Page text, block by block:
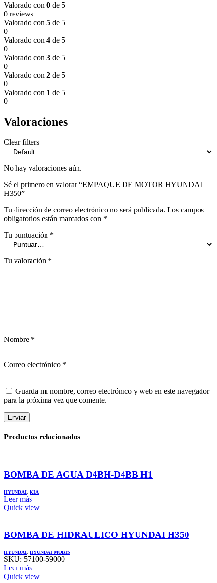
Valorado con 0 de 5
0 reviews
Valorado con 5 de 5
0
Valorado con 4 de 5
0
Valorado con 3 de 5
0
Valorado con 2 de 5
0
Valorado con 1 de 5
0
Valoraciones
Clear filters
No hay valoraciones aún.
Sé el primero en valorar “EMPAQUE DE MOTOR HYUNDAI
H350”
Tu dirección de correo electrónico no será publicada. Los campos
obligatorios están marcados con *
Tu puntuación *
Tu valoración *
Nombre *
Correo electrónico *
Guarda mi nombre, correo electrónico y web en este navegador
para la próxima vez que comente.
Productos relacionados
BOMBA DE AGUA D4BH-D4BB H1
HYUNDAI, KIA
Leer más
Quick view
BOMBA DE HIDRAULICO HYUNDAI H350
HYUNDAI, HYUNDAI MOBIS
SKU: 57100-59000
Leer más
Quick view